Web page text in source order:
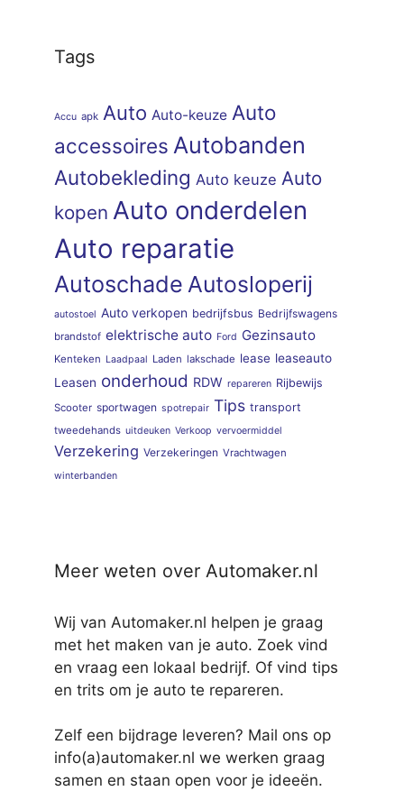
Tags
Accu apk Auto Auto-keuze Auto
accessoires Autobanden
Autobekleding Auto keuze Auto
kopen Auto onderdelen
Auto reparatie
Autoschade Autosloperij
autostoel Auto verkopen bedrijfsbus Bedrijfswagens
brandstof elektrische auto Ford Gezinsauto
Kenteken Laadpaal Laden lakschade lease leaseauto
Leasen onderhoud RDW repareren Rijbewijs
Scooter sportwagen spotrepair Tips transport
tweedehands uitdeuken Verkoop vervoermiddel
Verzekering Verzekeringen Vrachtwagen
winterbanden
Meer weten over Automaker.nl
Wij van Automaker.nl helpen je graag
met het maken van je auto. Zoek vind
en vraag een lokaal bedrijf. Of vind tips
en trits om je auto te repareren.
Zelf een bijdrage leveren? Mail ons op
info(a)automaker.nl we werken graag
samen en staan open voor je ideeën.